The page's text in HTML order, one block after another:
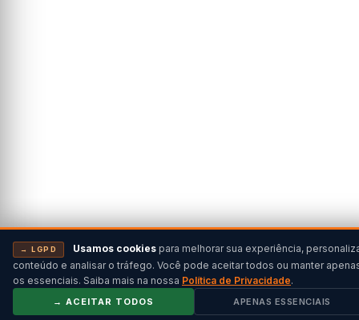
→ LGPD Usamos cookies para melhorar sua experiência,
conteúdo e analisar o tráfego. Você pode aceitar todos ou manter
os essenciais. Saiba mais na nossa Política de Privacidade.
→ ACEITAR TODOS APENAS ESSENCIAIS